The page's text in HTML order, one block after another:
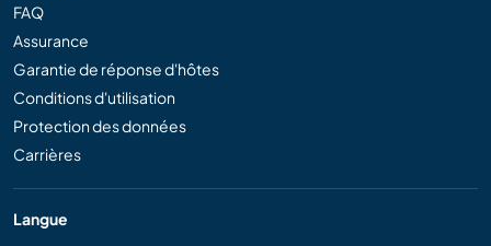
FAQ
Assurance
Garantie de réponse d'hôtes
Conditions d'utilisation
Protection des données
Carrières
Langue